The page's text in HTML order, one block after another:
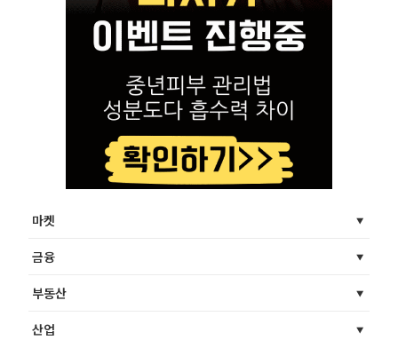
마켓
금융
부동산
산업